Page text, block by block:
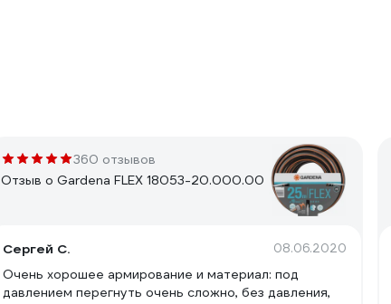
360 отзывов
Отзыв о Gardena FLEX 18053-20.000.00
Сергей С. 08.06.2020
Очень хорошее армирование и материал: под
давлением перегнуть очень сложно, без давления,